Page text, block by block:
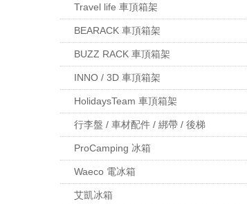
Travel life 車頂箱架
BEARACK 車頂箱架
BUZZ RACK 車頂箱架
INNO / 3D 車頂箱架
HolidaysTeam 車頂箱架
行李盤 / 車材配件 / 綁帶 / 後梯
ProCamping 冰箱
Waeco 電冰箱
艾凱冰箱